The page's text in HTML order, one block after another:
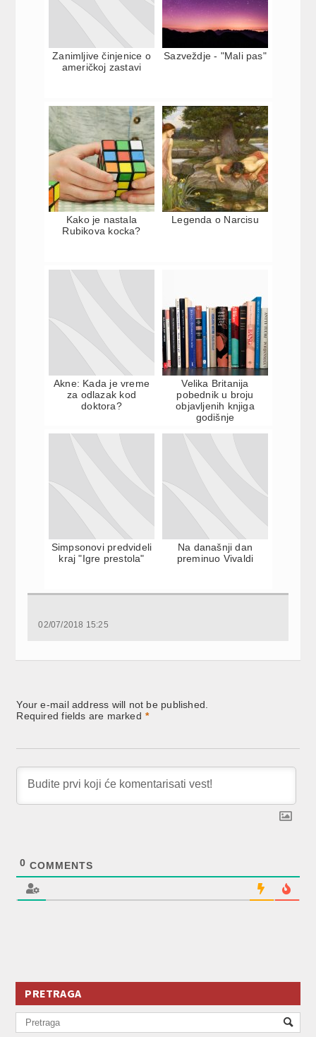
Zanimljive činjenice o
američkoj zastavi
Sazveždje - "Mali pas"
Kako je nastala
Rubikova kocka?
Legenda o Narcisu
Akne: Kada je vreme
za odlazak kod
doktora?
Velika Britanija
pobednik u broju
objavljenih knjiga
godišnje
Simpsonovi predvideli
kraj "Igre prestola"
Na današnji dan
preminuo Vivaldi
02/07/2018 15:25
Your e-mail address will not be published.
Required fields are marked *
0 COMMENTS
PRETRAGA